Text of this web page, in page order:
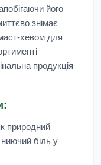
його
знімає
хевом для
продукція
природний
ниючий біль у